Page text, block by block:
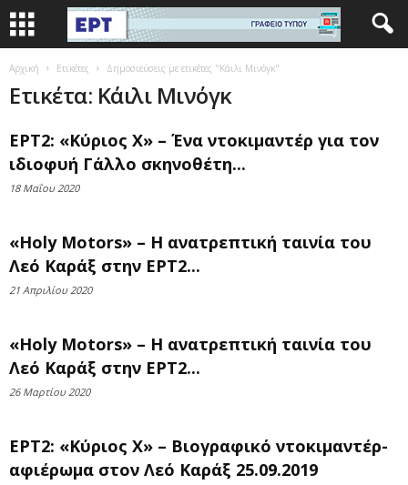
Αρχική Ετικέτες Δημοσιεύσεις με ετικέτες "Κάιλι Μινόγκ"
Ετικέτα: Κάιλι Μινόγκ
ΕΡΤ2: «Κύριος Χ» – Ένα ντοκιμαντέρ για τον
ιδιοφυή Γάλλο σκηνοθέτη...
18 Μαΐου 2020
«Holy Motors» – Η ανατρεπτική ταινία του
Λεό Καράξ στην ΕΡΤ2...
21 Απριλίου 2020
«Holy Motors» – Η ανατρεπτική ταινία του
Λεό Καράξ στην ΕΡΤ2...
26 Μαρτίου 2020
ΕΡΤ2: «Κύριος Χ» – Βιογραφικό ντοκιμαντέρ-
αφιέρωμα στον Λεό Καράξ 25.09.2019